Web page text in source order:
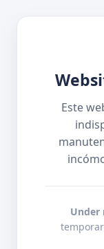
Este
Under